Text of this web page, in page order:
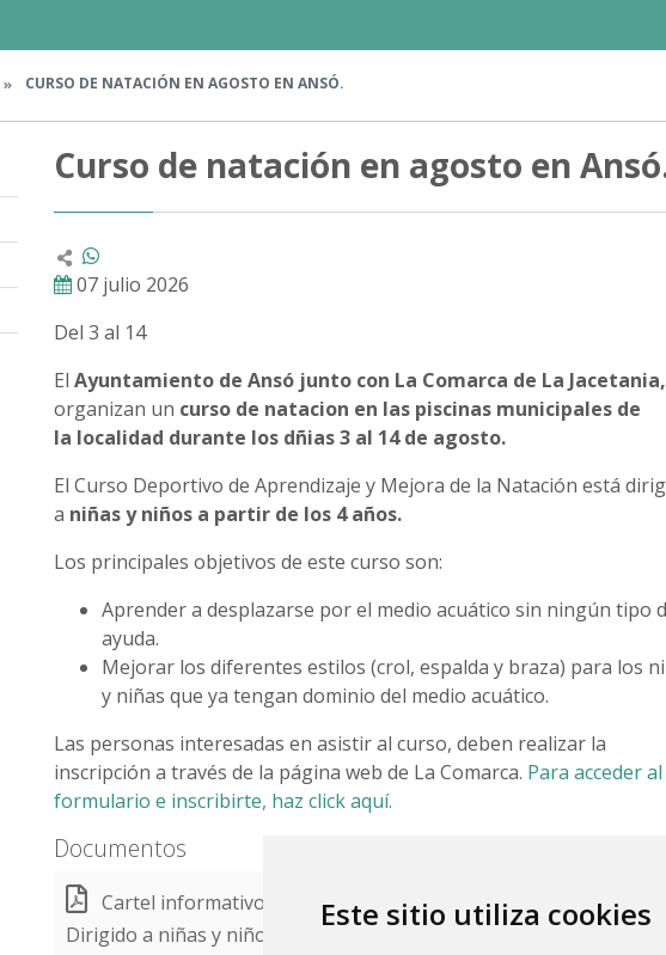
Este sitio utiliza cookies
CURSO DE NATACIÓN EN AGOSTO EN ANSÓ.
Curso de natación en agosto en
07 julio 2026
Del 3 al 14
El Ayuntamiento de Ansó junto con La Comarca de La Jacetania,
organizan un curso de natacion en las piscinas municipales de
la localidad durante los dñias 3 al 14 de agosto.
El Curso Deportivo de Aprendizaje y Mejora de la Natación está
a niñas y niños a partir de los 4 años.
Los principales objetivos de este curso son:
Aprender a desplazarse por el medio acuático sin ningún tipo
ayuda.
Mejorar los diferentes estilos (crol, espalda y braza) para los
y niñas que ya tengan dominio del medio acuático.
Las personas interesadas en asistir al curso, deben realizar la
inscripción a través de la página web de La Comarca. Para acceder al
formulario e inscribirte, haz click aquí.
Documentos
Cartel informativo del curso de natación de Ansó para los días 3
Dirigido a niñas y niños a partir de 4 años.